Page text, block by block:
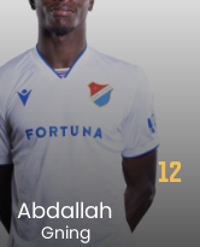
12
Abdallah
Gning